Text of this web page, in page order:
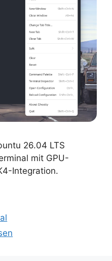
26.04 LTS
mit GPU-
Integration.